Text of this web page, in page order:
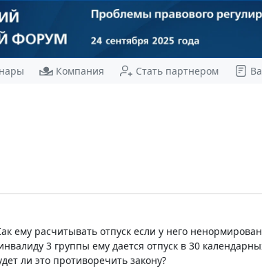
Компания Стать партнером
ему расчитывать отпуск если у него
3 группы ему дается отпуск в 30
ли это противоречить закону?